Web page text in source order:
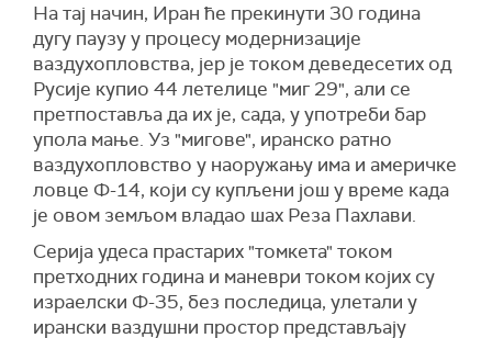
На тај начин, Иран ће прекинути 30 година
дугу паузу у процесу модернизације
ваздухопловства, јер је током деведесетих од
Русије купио 44 летелицe "миг 29", али се
претпоставља да их је, сада, у употреби бар
упола мање. Уз "мигове", иранско ратно
ваздухопловство у наоружању има и америчке
ловце Ф-14, који су купљени још у време када
је овом земљом владао шах Реза Пахлави.
Серија удеса прастарих "томкета" током
претходних година и маневри током којих су
израелски Ф-35, без последица, улетали у
ирански ваздушни простор представљају